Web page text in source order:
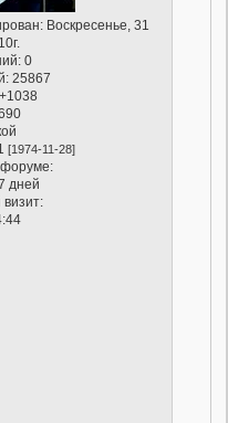
: Воскресенье, 31
0
25867
+1038
[1974-11-28]
дней